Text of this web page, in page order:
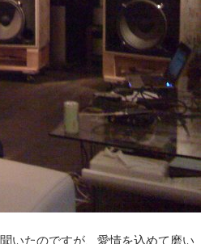
いたのですが、愛情を込めて磨い